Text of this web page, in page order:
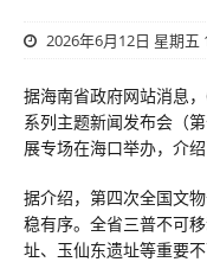
2026年6月12日 星期五
据海南省政府网站消息
系列主题新闻发布会（
展专场在海口举办，介
据介绍，第四次全国文
稳有序。全省三普不可
址、玉仙东遗址等重要